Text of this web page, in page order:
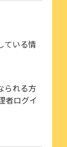
ている情
られる方
者ログイ